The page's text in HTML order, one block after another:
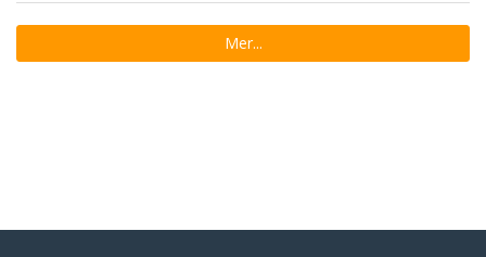
Mer...